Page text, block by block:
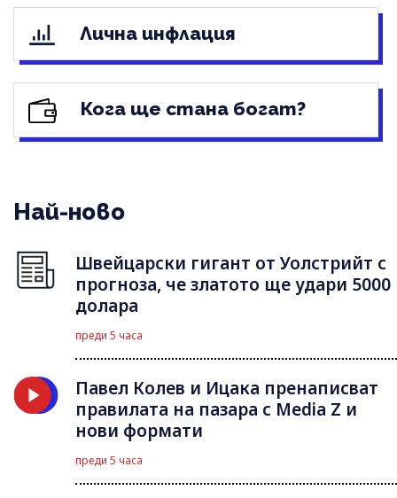
Лична инфлация
Кога ще стана богат?
Най-ново
Швейцарски гигант от Уолстрийт с
прогноза, че златото ще удари 5000
долара
преди 5 часа
Павел Колев и Ицака пренаписват
правилата на пазара с Media Z и
нови формати
преди 5 часа